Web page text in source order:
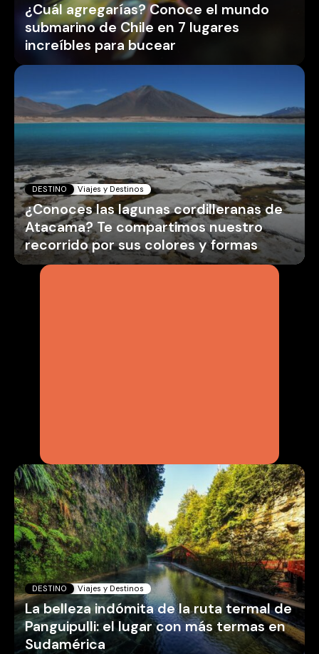
¿Cuál agregarías? Conoce el mundo
submarino de Chile en 7 lugares
increíbles para bucear
DESTINO Viajes y Destinos
¿Conoces las lagunas cordilleranas de
Atacama? Te compartimos nuestro
recorrido por sus colores y formas
DESTINO Viajes y Destinos
La belleza indómita de la ruta termal de
Panguipulli: el lugar con más termas en
Sudamérica